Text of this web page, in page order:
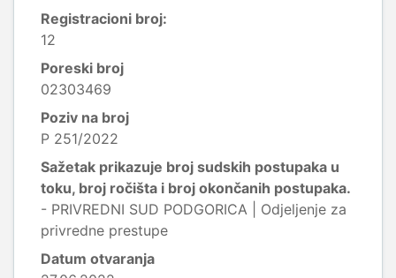
Registracioni broj:
12
Poreski broj
02303469
Poziv na broj
P 251/2022
Sažetak prikazuje broj sudskih postupaka u
toku, broj ročišta i broj okončanih postupaka.
- PRIVREDNI SUD PODGORICA | Odjeljenje za
privredne prestupe
Datum otvaranja